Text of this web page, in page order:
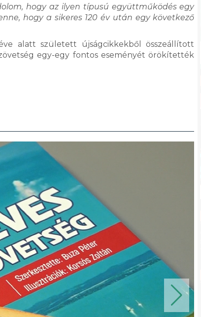
hogy az ilyen típusú együttműködés egy
hogy a sikeres 120 év után egy következő
alatt született újságcikkekből összeállított
egy-egy fontos eseményét örökítették